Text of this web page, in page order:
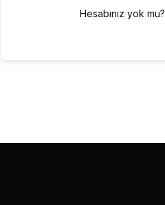
Hesabınız yok mu?